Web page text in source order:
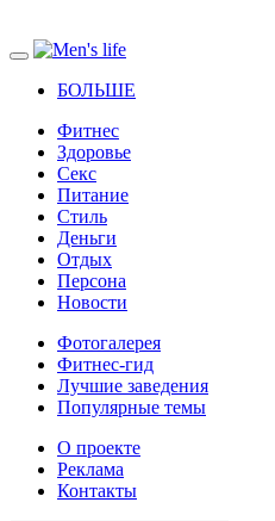
БОЛЬШЕ
Фитнес
Здоровье
Секс
Питание
Стиль
Деньги
Отдых
Персона
Новости
Фотогалерея
Фитнес-гид
Лучшие заведения
Популярные темы
О проекте
Реклама
Контакты